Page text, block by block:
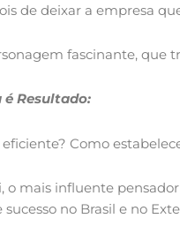
de deixar a empresa
fascinante, que
Resultado:
Como
o mais influente
no Brasil e no